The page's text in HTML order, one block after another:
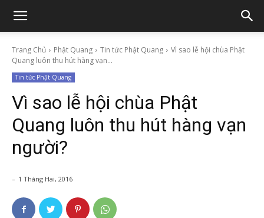
Trang Chủ Phật Quang Tin tức Phật Quang
Vì sao lễ hội chùa Phật
Quang luôn thu hút hàng vạn...
Tin tức Phật Quang
Vì sao lễ hội chùa Phật
Quang luôn thu hút hàng vạn
người?
- 1 Tháng Hai, 2016